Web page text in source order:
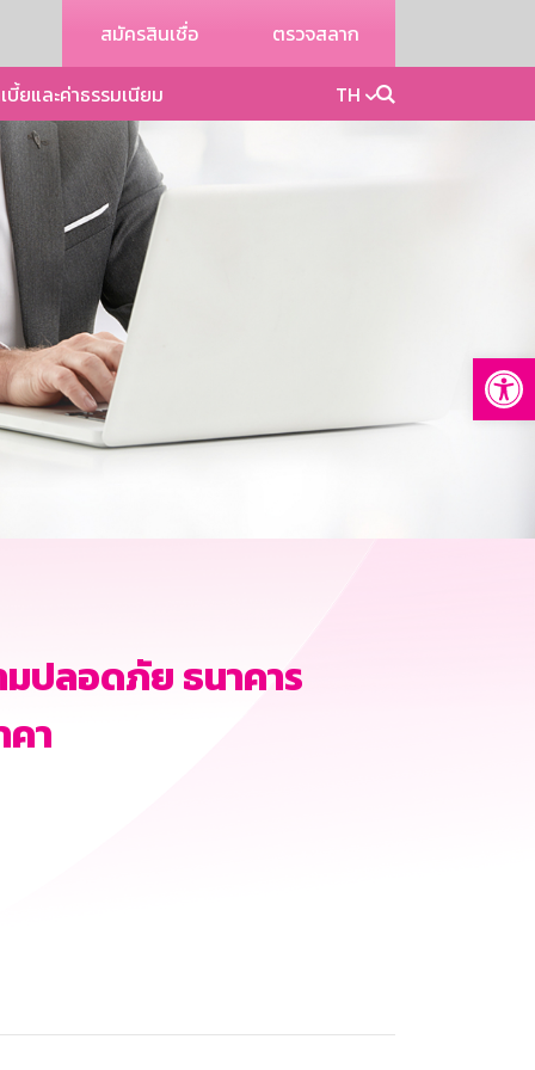
สมัครสินเชื่อ ตรวจสลาก
บี้ยและค่าธรรมเนียม TH
มปลอดภัย ธนาคาร
า